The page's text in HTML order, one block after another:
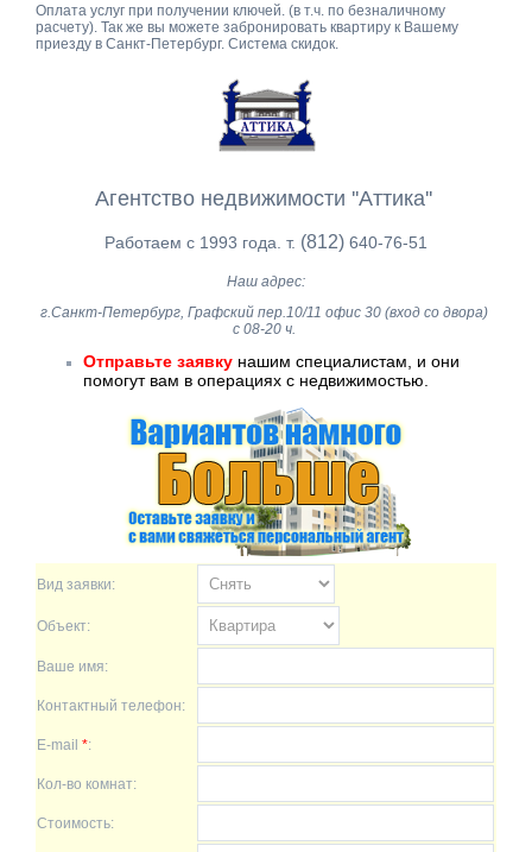
Оплата услуг при получении ключей. (в т.ч. по безналичному
расчету). Так же вы можете забронировать квартиру к Вашему
приезду в Санкт-Петербург. Система скидок.
Агентство недвижимости ''Аттика''
Работаем с 1993 года. т. (812) 640-76-51
Наш адрес:
г.Санкт-Петербург, Графский пер.10/11 офис 30 (вход со двора)
с 08-20 ч.
Отправьте заявку нашим специалистам, и они
помогут вам в операциях с недвижимостью.
Вид заявки:
Объект:
Ваше имя:
Контактный телефон:
E-mail *:
Кол-во комнат:
Стоимость: